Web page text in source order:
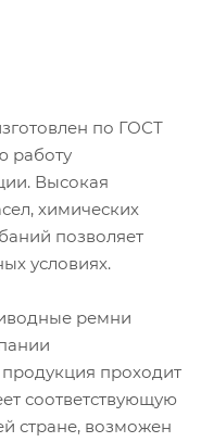
по ГОСТ
работу
Высокая
химических
позволяет
условиях.
ремни
проходит
соответствующую
стране, возможен